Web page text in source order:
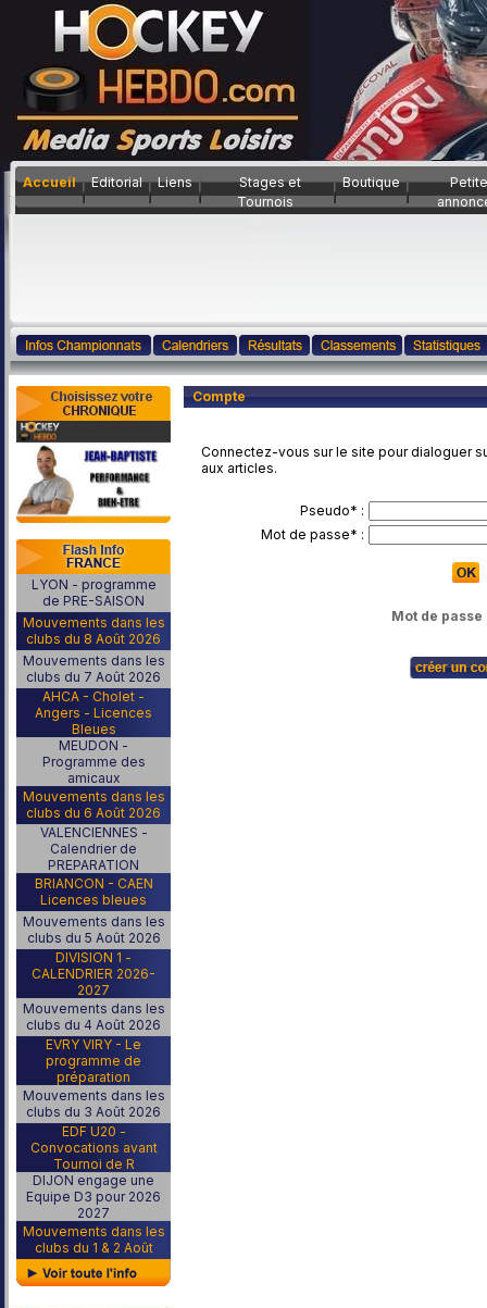
Accueil Editorial Liens
Stages et
Tournois
Boutique
LYON - programme
de PRE-SAISON
Mouvements dans les
clubs du 8 Août 2026
Mouvements dans les
clubs du 7 Août 2026
AHCA - Cholet -
Angers - Licences
Bleues
MEUDON -
Programme des
amicaux
Mouvements dans les
clubs du 6 Août 2026
VALENCIENNES -
Calendrier de
PREPARATION
BRIANCON - CAEN
Licences bleues
Mouvements dans les
clubs du 5 Août 2026
DIVISION 1 -
CALENDRIER 2026-
2027
Mouvements dans les
clubs du 4 Août 2026
EVRY VIRY - Le
programme de
préparation
Mouvements dans les
clubs du 3 Août 2026
EDF U20 -
Convocations avant
Tournoi de R
DIJON engage une
Equipe D3 pour 2026
2027
Mouvements dans les
clubs du 1 & 2 Août
Compte
Connectez-vous sur le site pour dialoguer
aux articles.
Pseudo* :
Mot de passe* :
Mot de passe